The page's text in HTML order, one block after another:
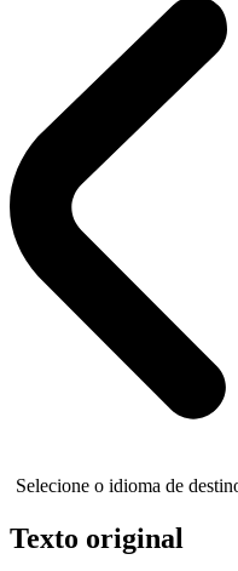
Selecione o idioma de
Texto original